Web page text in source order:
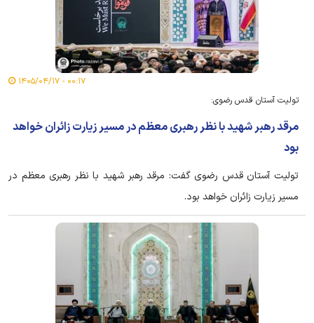
۰۰:۱۷ - ۱۴۰۵/۰۴/۱۷
تولیت آستان قدس رضوی:
مرقد رهبر شهید با نظر رهبری معظم در مسیر زیارت زائران خواهد
بود
تولیت آستان قدس رضوی گفت: مرقد رهبر شهید با نظر رهبری معظم در
مسیر زیارت زائران خواهد بود.